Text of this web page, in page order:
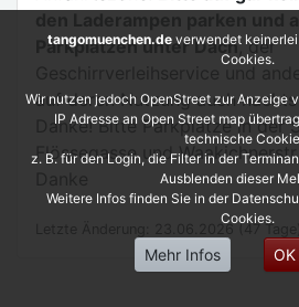
Parkplätzen unter Dach, der
auf deren Nutzung auch
Danke! Bitte Parkplätze in der
Flössegasse und
Letzte Änderung: 23.06.2026 (47 Tage)
tangomuenchen.de verwendet
Cookies.
Wir nutzen jedoch OpenStreet zur Anzeige
IP Adresse an Open Street map
technische
z. B. für den Login, die Filter in der
Ausblenden dieser
Weitere Infos finden Sie in der
Cookies.
Mehr Infos OK